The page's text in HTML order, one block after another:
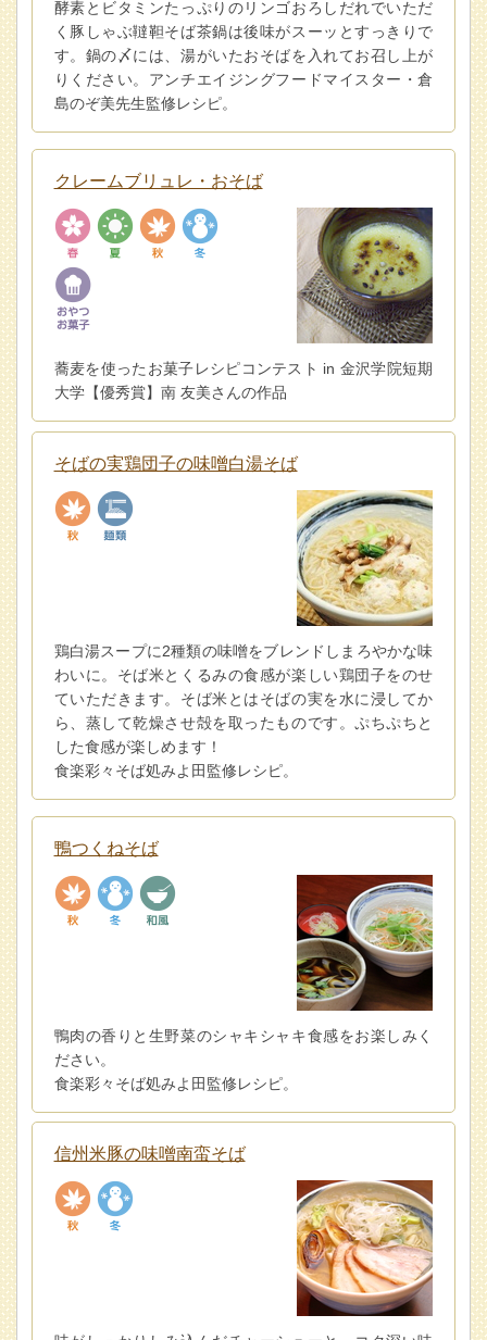
酵素とビタミンたっぷりのリンゴおろしだれでいただ
く豚しゃぶ韃靼そば茶鍋は後味がスーッとすっきりで
す。鍋の〆には、湯がいたおそばを入れてお召し上が
りください。アンチエイジングフードマイスター・倉
島のぞ美先生監修レシピ。
クレームブリュレ・おそば
蕎麦を使ったお菓子レシピコンテスト in 金沢学院短期
大学【優秀賞】南 友美さんの作品
そばの実鶏団子の味噌白湯そば
鶏白湯スープに2種類の味噌をブレンドしまろやかな味
わいに。そば米とくるみの食感が楽しい鶏団子をのせ
ていただきます。そば米とはそばの実を水に浸してか
ら、蒸して乾燥させ殻を取ったものです。ぷちぷちと
した食感が楽しめます！
食楽彩々そば処みよ田監修レシピ。
鴨つくねそば
鴨肉の香りと生野菜のシャキシャキ食感をお楽しみく
ださい。
食楽彩々そば処みよ田監修レシピ。
信州米豚の味噌南蛮そば